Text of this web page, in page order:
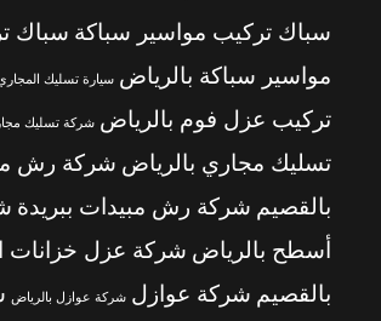
سباك تركيب مواسير سباكة سباك
مواسير سباكة بالرياض سيارة تسليك
تركيب عزل فوم بالرياض شركة تسليك
تسليك مجاري بالرياض شركة رش
بالقصيم شركة رش مبيدات ببريدة
أسطح بالرياض شركة عزل خزانات
بالقصيم شركة عوازل شركة عوازل بالرياض